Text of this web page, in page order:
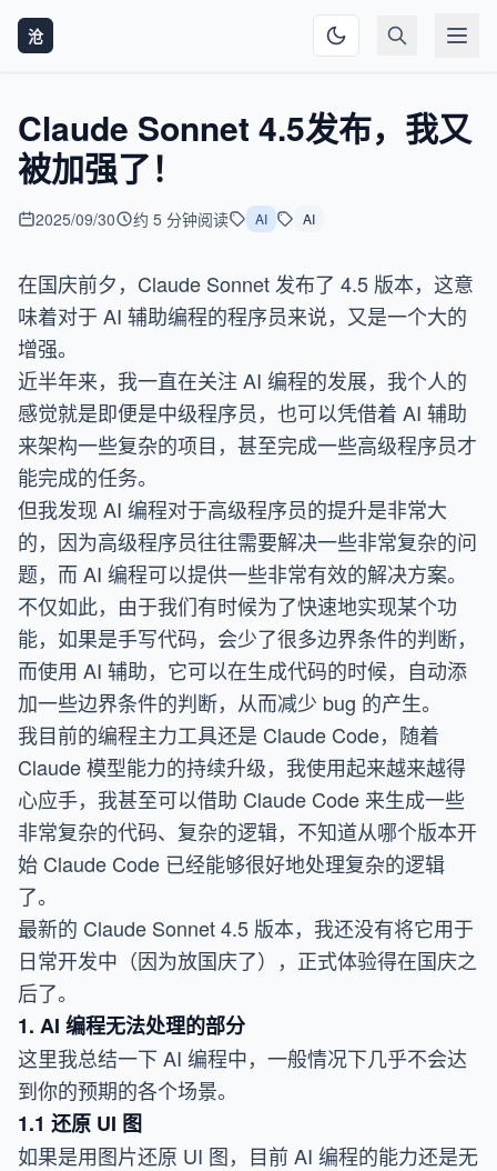
沧
Claude Sonnet 4.5发布，我又
被加强了！
2025/09/30 约 5 分钟阅读 AI AI
在国庆前夕，Claude Sonnet 发布了 4.5 版本，这意
味着对于 AI 辅助编程的程序员来说，又是一个大的
增强。
近半年来，我一直在关注 AI 编程的发展，我个人的
感觉就是即便是中级程序员，也可以凭借着 AI 辅助
来架构一些复杂的项目，甚至完成一些高级程序员才
能完成的任务。
但我发现 AI 编程对于高级程序员的提升是非常大
的，因为高级程序员往往需要解决一些非常复杂的问
题，而 AI 编程可以提供一些非常有效的解决方案。
不仅如此，由于我们有时候为了快速地实现某个功
能，如果是手写代码，会少了很多边界条件的判断，
而使用 AI 辅助，它可以在生成代码的时候，自动添
加一些边界条件的判断，从而减少 bug 的产生。
我目前的编程主力工具还是 Claude Code，随着
Claude 模型能力的持续升级，我使用起来越来越得
心应手，我甚至可以借助 Claude Code 来生成一些
非常复杂的代码、复杂的逻辑，不知道从哪个版本开
始 Claude Code 已经能够很好地处理复杂的逻辑
了。
最新的 Claude Sonnet 4.5 版本，我还没有将它用于
日常开发中（因为放国庆了），正式体验得在国庆之
后了。
1. AI 编程无法处理的部分
这里我总结一下 AI 编程中，一般情况下几乎不会达
到你的预期的各个场景。
1.1 还原 UI 图
如果是用图片还原 UI 图，目前 AI 编程的能力还是无